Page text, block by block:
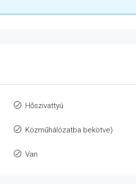
Hőszivattyú
Közműhálózatba bekötve)
Van